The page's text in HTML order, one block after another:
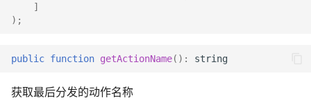
]
);
public function getActionName() : string
获取最后分发的动作名称